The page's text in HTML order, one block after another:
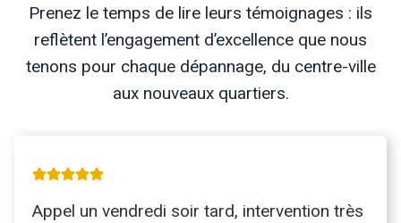
Prenez le temps de lire leurs témoignages : ils
reflètent l’engagement d’excellence que nous
tenons pour chaque dépannage, du centre-ville
aux nouveaux quartiers.
Appel un vendredi soir tard, intervention très